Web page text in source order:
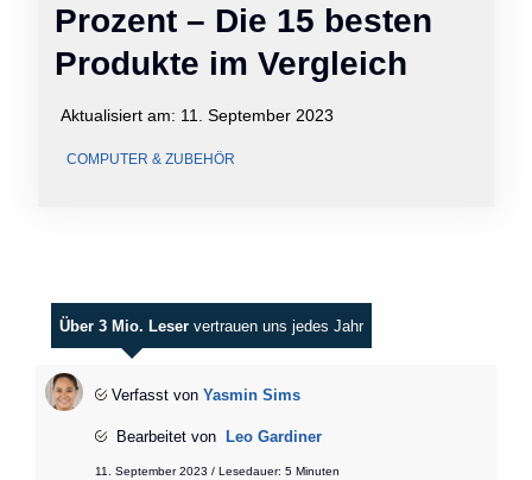
Prozent – Die 15 besten
Produkte im Vergleich
Aktualisiert am: 11. September 2023
COMPUTER & ZUBEHÖR
Über 3 Mio. Leser vertrauen uns jedes Jahr
Verfasst von Yasmin Sims
Bearbeitet von Leo Gardiner
11. September 2023 / Lesedauer: 5 Minuten